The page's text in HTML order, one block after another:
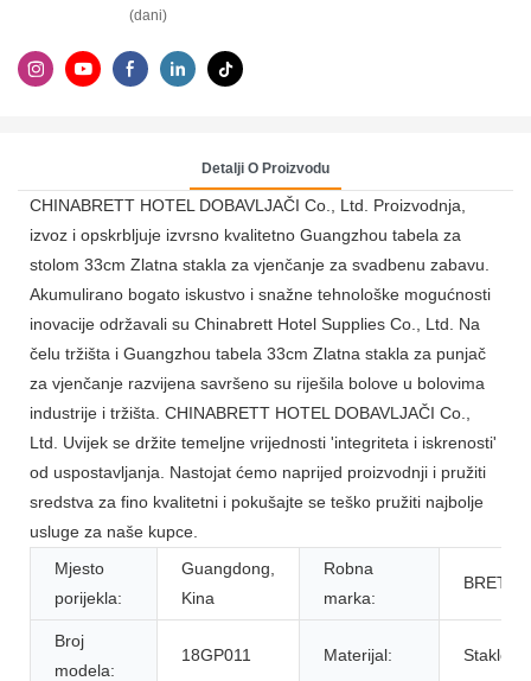
(dani)
Detalji O Proizvodu
CHINABRETT HOTEL DOBAVLJAČI Co., Ltd. Proizvodnja,
izvoz i opskrbljuje izvrsno kvalitetno Guangzhou tabela za
stolom 33cm Zlatna stakla za vjenčanje za svadbenu zabavu.
Akumulirano bogato iskustvo i snažne tehnološke mogućnosti
inovacije održavali su Chinabrett Hotel Supplies Co., Ltd. Na
čelu tržišta i Guangzhou tabela 33cm Zlatna stakla za punjač
za vjenčanje razvijena savršeno su riješila bolove u bolovima
industrije i tržišta. CHINABRETT HOTEL DOBAVLJAČI Co.,
Ltd. Uvijek se držite temeljne vrijednosti 'integriteta i iskrenosti'
od uspostavljanja. Nastojat ćemo naprijed proizvodnji i pružiti
sredstva za fino kvalitetni i pokušajte se teško pružiti najbolje
usluge za naše kupce.
Mjesto
porijekla:
Guangdong,
Kina
Robna
marka:
BRETT
Broj
modela:
18GP011 Materijal: Staklo,